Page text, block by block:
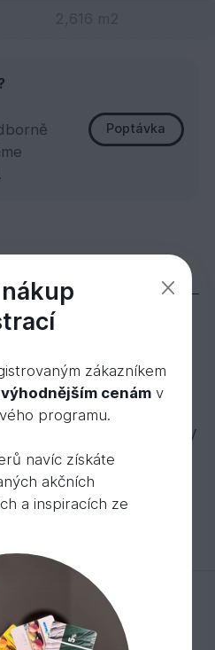
Poptávka
povrchové úpravy, k
na
nátěry Osmo
doplňkového
palubkám, vruty a lišty
a drážkou uvádíme a
pera.
zajímat
zákazníkem
výhodnějším cenámv
programu.
navíc získáte
akčních
a inspiracích ze